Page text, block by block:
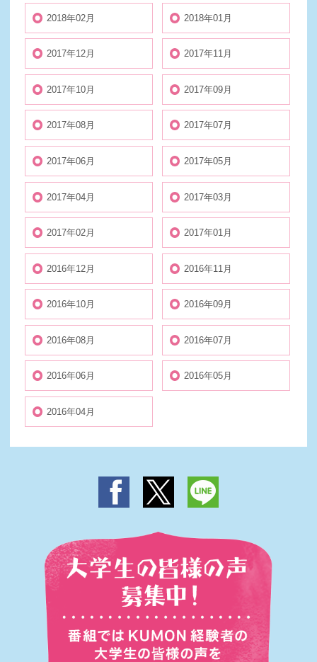
2018年02月 2018年01月
2017年12月 2017年11月
2017年10月 2017年09月
2017年08月 2017年07月
2017年06月 2017年05月
2017年04月 2017年03月
2017年02月 2017年01月
2016年12月 2016年11月
2016年10月 2016年09月
2016年08月 2016年07月
2016年06月 2016年05月
2016年04月